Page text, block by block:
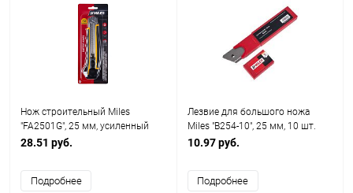
Нож строительный Miles
"FA2501G", 25 мм, усиленный
28.51 руб.
Подробнее
Лезвие для большого ножа
Miles "B254-10", 25 мм, 10 шт.
10.97 руб.
Подробнее